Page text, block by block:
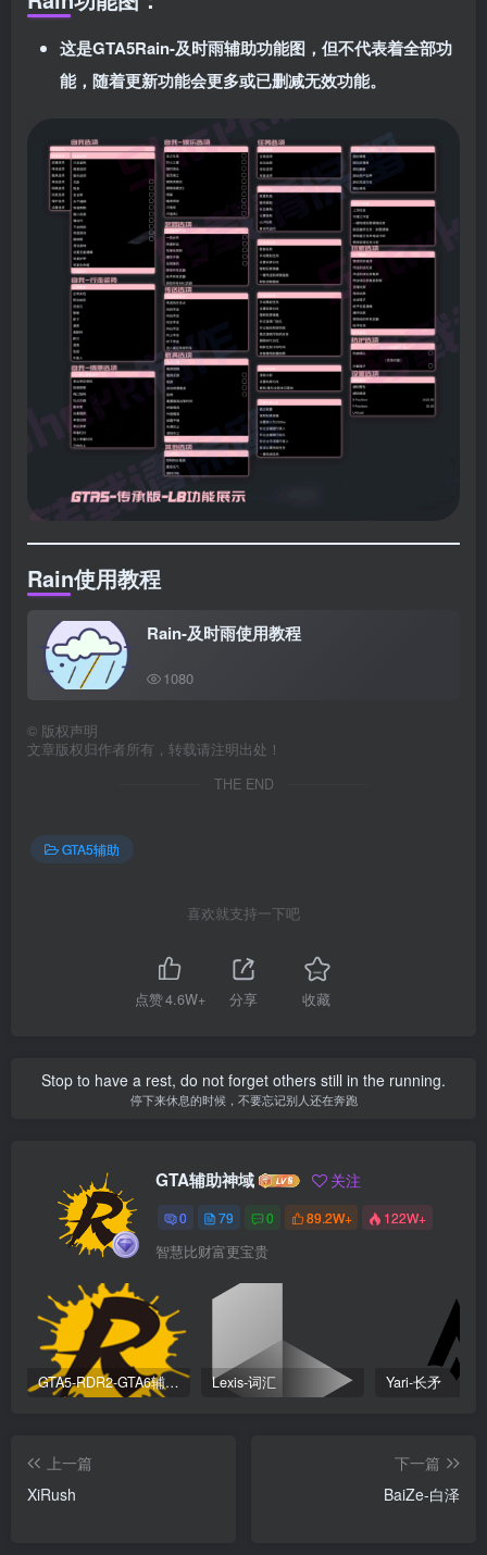
这是GTA5Rain-及时雨辅助功能图，但不代表着全部功
能，随着更新功能会更多或已删减无效功能。
Rain使用教程
Rain-及时雨使用教程
1080
© 版权声明
文章版权归作者所有，转载请注明出处！
THE END
GTA5辅助
喜欢就支持一下吧
点赞4.6W+ 分享 收藏
Stop to have a rest, do not forget others still in the running.
停下来休息的时候，不要忘记别人还在奔跑
GTA辅助神域 关注
0 79 0 89.2W+ 122W+
智慧比财富更宝贵
GTA5-RDR2-GTA6辅助科技安装器 Lexis-词汇 Yari-长矛
上一篇
XiRush
下一篇
BaiZe-白泽